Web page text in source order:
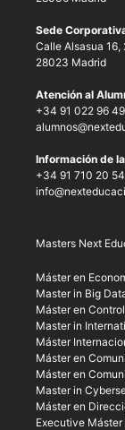
Sede
Calle Alsasua 16,
28023 Madrid
Atención al
+34 91 022 96 49
Información de
+34 91 710 20 54
Masters Next
Máster en
Master in Big
Máster en
Master in
Máster
Máster en
Máster en
Master in
Máster en
Executive